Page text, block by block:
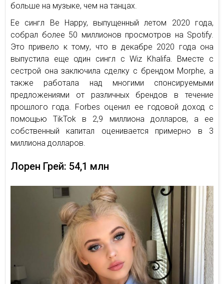
больше на музыке, чем на танцах.
Ее сингл Be Happy, выпущенный летом 2020 года,
собрал более 50 миллионов просмотров на Spotify.
Это привело к тому, что в декабре 2020 года она
выпустила еще один сингл с Wiz Khalifa. Вместе с
сестрой она заключила сделку с брендом Morphe, а
также работала над многими спонсируемыми
предложениями от различных брендов в течение
прошлого года. Forbes оценил ее годовой доход с
помощью TikTok в 2,9 миллиона долларов, а ее
собственный капитал оценивается примерно в 3
миллиона долларов.
Лорен Грей: 54,1 млн